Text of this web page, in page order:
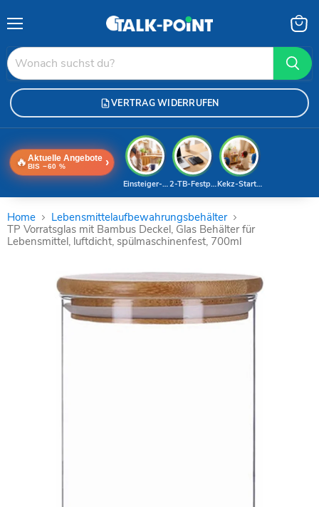
VERTRAG WIDERRUFEN
🔥 Aktuelle Angebote
BIS −60 % ›
Kekz-Starterset
2-TB-Festplatte
Einsteiger-Handy
Home
Lebensmittelaufbewahrungsbehälter
TP Vorratsglas mit Bambus Deckel, Glas Behälter für
Lebensmittel, luftdicht, spülmaschinenfest, 700ml